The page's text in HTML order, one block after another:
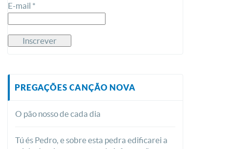
E-mail *
PREGAÇÕES CANÇÃO NOVA
O pão nosso de cada dia
Tú és Pedro, e sobre esta pedra edificarei a